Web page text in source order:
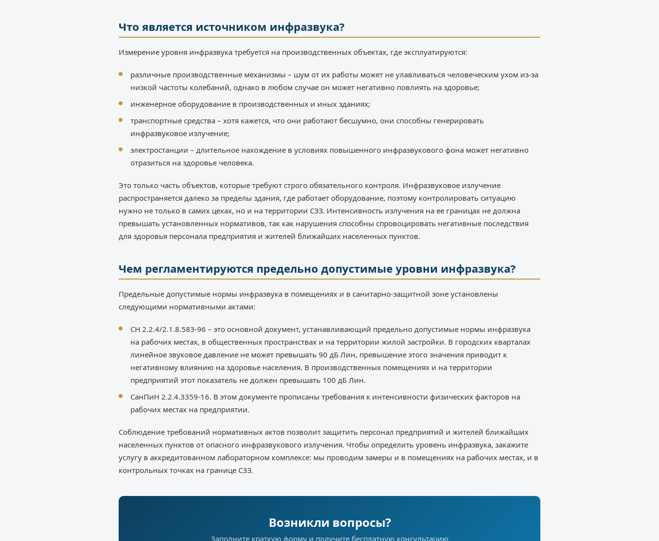
Что является источником инфразвука?
Измерение уровня инфразвука требуется на производственных объектах, где эксплуатируются:
различные производственные механизмы – шум от их работы может не улавливаться человеческим ухом из-за
низкой частоты колебаний, однако в любом случае он может негативно повлиять на здоровье;
инженерное оборудование в производственных и иных зданиях;
транспортные средства – хотя кажется, что они работают бесшумно, они способны генерировать
инфразвуковое излучение;
электростанции – длительное нахождение в условиях повышенного инфразвукового фона может негативно
отразиться на здоровье человека.
Это только часть объектов, которые требуют строго обязательного контроля. Инфразвуковое излучение
распространяется далеко за пределы здания, где работает оборудование, поэтому контролировать ситуацию
нужно не только в самих цехах, но и на территории СЗЗ. Интенсивность излучения на ее границах не должна
превышать установленных нормативов, так как нарушения способны спровоцировать негативные последствия
для здоровья персонала предприятия и жителей ближайших населенных пунктов.
Чем регламентируются предельно допустимые уровни инфразвука?
Предельные допустимые нормы инфразвука в помещениях и в санитарно-защитной зоне установлены
следующими нормативными актами:
СН 2.2.4/2.1.8.583-96 – это основной документ, устанавливающий предельно допустимые нормы инфразвука
на рабочих местах, в общественных пространствах и на территории жилой застройки. В городских кварталах
линейное звуковое давление не может превышать 90 дБ Лин, превышение этого значения приводит к
негативному влиянию на здоровье населения. В производственных помещениях и на территории
предприятий этот показатель не должен превышать 100 дБ Лин.
СанПиН 2.2.4.3359-16. В этом документе прописаны требования к интенсивности физических факторов на
рабочих местах на предприятии.
Соблюдение требований нормативных актов позволит защитить персонал предприятий и жителей ближайших
населенных пунктов от опасного инфразвукового излучения. Чтобы определить уровень инфразвука, закажите
услугу в аккредитованном лабораторном комплексе: мы проводим замеры и в помещениях на рабочих местах, и в
контрольных точках на границе СЗЗ.
Возникли вопросы?
Заполните краткую форму и получите бесплатную консультацию